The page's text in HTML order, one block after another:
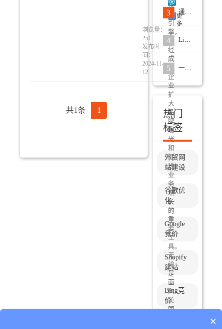
搜
索
引
擎，
已
经
成
为
企
业
扩
大
品
牌
曝
光
和
促
进
业
务
增
长
的
重
要
工
具。
无
论
是
面
向
美
国、
更
多
浏览量：
251
发布时
间：
2024-11-
12
共1条 1
3 通过6个简单步骤撰写高质量的EPR新闻稿
4 LinkedIn推广最新趋势和策略应对
5 一个优秀的外贸网站需要具备的要点分析
热门
标签
外贸网
站建设
谷歌优
化
Google
竞价
Shopify
建站
Bing竞
价
×